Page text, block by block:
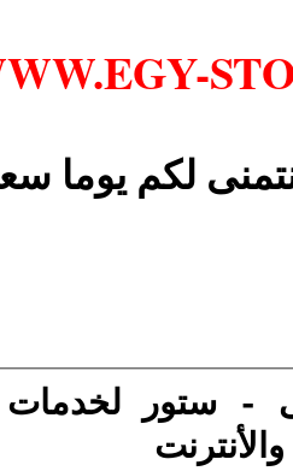
لكم يوما
ستور لخدمات
والأنترنت